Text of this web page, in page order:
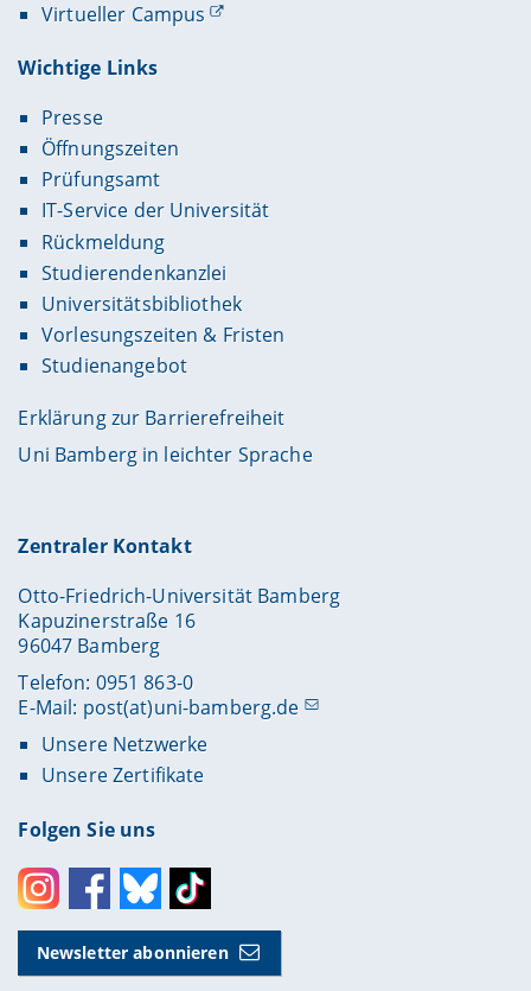
Virtueller Campus
Wichtige Links
Presse
Öffnungszeiten
Prüfungsamt
IT-Service der Universität
Rückmeldung
Studierendenkanzlei
Universitätsbibliothek
Vorlesungszeiten & Fristen
Studienangebot
Erklärung zur Barrierefreiheit
Uni Bamberg in leichter Sprache
Zentraler Kontakt
Otto-Friedrich-Universität Bamberg
Kapuzinerstraße 16
96047 Bamberg
Telefon: 0951 863-0
E-Mail: post(at)uni-bamberg.de
Unsere Netzwerke
Unsere Zertifikate
Folgen Sie uns
InstagramFacebookBlueskyToktok
Newsletter abonnieren